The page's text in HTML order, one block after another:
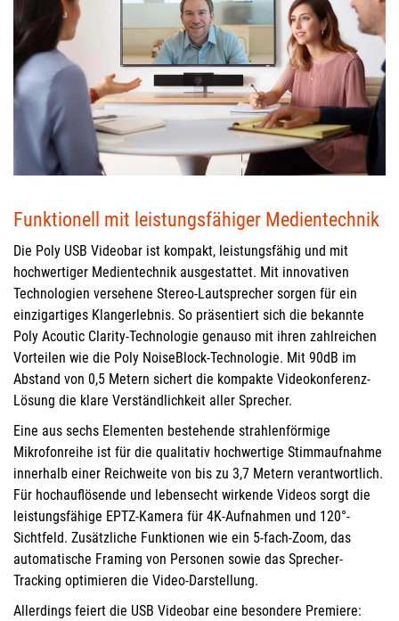
Funktionell mit leistungsfähiger Medientechnik
Die Poly USB Videobar ist kompakt, leistungsfähig und mit
hochwertiger Medientechnik ausgestattet. Mit innovativen
Technologien versehene Stereo-Lautsprecher sorgen für ein
einzigartiges Klangerlebnis. So präsentiert sich die bekannte
Poly Acoutic Clarity-Technologie genauso mit ihren zahlreichen
Vorteilen wie die Poly NoiseBlock-Technologie. Mit 90dB im
Abstand von 0,5 Metern sichert die kompakte Videokonferenz-
Lösung die klare Verständlichkeit aller Sprecher.
Eine aus sechs Elementen bestehende strahlenförmige
Mikrofonreihe ist für die qualitativ hochwertige Stimmaufnahme
innerhalb einer Reichweite von bis zu 3,7 Metern verantwortlich.
Für hochauflösende und lebensecht wirkende Videos sorgt die
leistungsfähige EPTZ-Kamera für 4K-Aufnahmen und 120°-
Sichtfeld. Zusätzliche Funktionen wie ein 5-fach-Zoom, das
automatische Framing von Personen sowie das Sprecher-
Tracking optimieren die Video-Darstellung.
Allerdings feiert die USB Videobar eine besondere Premiere: